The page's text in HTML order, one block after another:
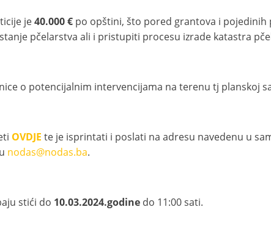
je40.000 € po opštini, što pored grantova i pojedinih
pčelarstva ali i pristupiti procesu izrade katastra
o potencijalnim intervencijama na terenu tj
OVDJE te je isprintati i poslati na adresu navedenu u
nodas@nodas.ba.
stići do 10.03.2024.godine do 11:00 sati.